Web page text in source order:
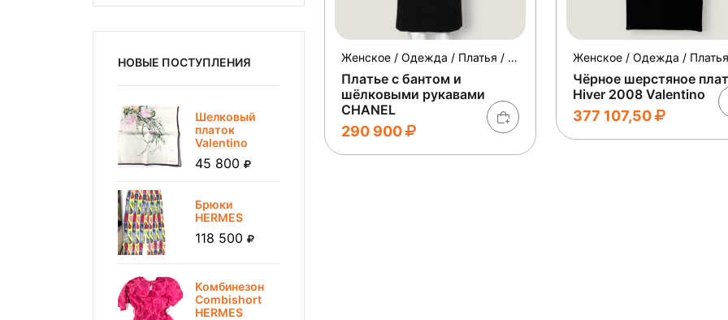
Женское / Одежда / Платья / Коктейльные
Платье с бантом и
шёлковыми рукавами
CHANEL
290 900
Чёрное шерстяное
Hiver 2008 Valentino
377 107,50
НОВЫЕ ПОСТУПЛЕНИЯ
Шелковый
платок
Valentino
45 800
Брюки
HERMES
118 500
Комбинезон
Combishort
HERMES